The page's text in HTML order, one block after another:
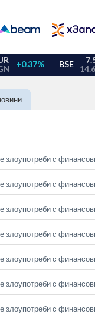
с
с
с
с
с
с
с